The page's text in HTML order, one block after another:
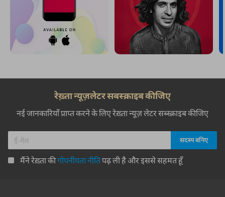
रेख़्ता न्यूज़लेटर सबस्क्राइब कीजिए
नई जानकारियाँ प्राप्त करने के लिए रेख़्ता न्यूज़ लेटर सब्स्क्राइब कीजिए
मैंने रेख़्ता कीगोपनीयता नीतिपढ़ ली है और इससे सहमत हूँ